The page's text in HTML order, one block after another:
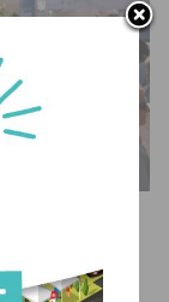
et
!